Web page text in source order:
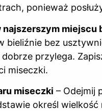
ponieważ
najszerszym miejscu
bieliźnie bez
przylega.
miseczki.
miseczki – Odejmij
określ